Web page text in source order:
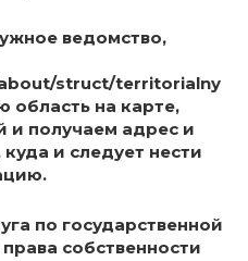
ведомство,
struct/territorialny
область на карте,
и получаем адрес и
и следует нести
по государственной
собственности